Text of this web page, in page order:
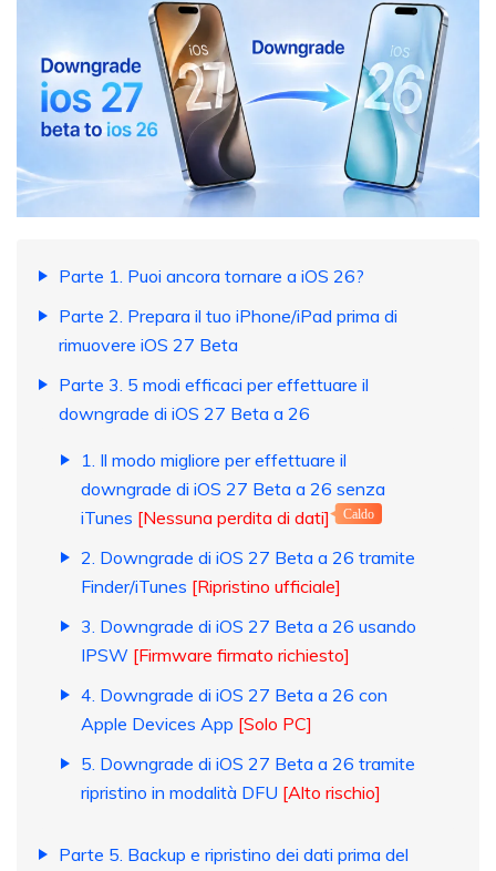
Parte 1. Puoi ancora tornare a iOS 26?
Parte 2. Prepara il tuo iPhone/iPad prima di
rimuovere iOS 27 Beta
Parte 3. 5 modi efficaci per effettuare il
downgrade di iOS 27 Beta a 26
1. Il modo migliore per effettuare il
downgrade di iOS 27 Beta a 26 senza
iTunes [Nessuna perdita di dati] Caldo
2. Downgrade di iOS 27 Beta a 26 tramite
Finder/iTunes [Ripristino ufficiale]
3. Downgrade di iOS 27 Beta a 26 usando
IPSW [Firmware firmato richiesto]
4. Downgrade di iOS 27 Beta a 26 con
Apple Devices App [Solo PC]
5. Downgrade di iOS 27 Beta a 26 tramite
ripristino in modalità DFU [Alto rischio]
Parte 5. Backup e ripristino dei dati prima del